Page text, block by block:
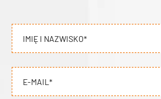
IMIĘ I NAZWISKO*
E-MAIL*